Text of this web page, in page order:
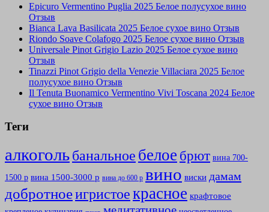
Epicuro Vermentino Puglia 2025 Белое полусухое вино
Отзыв
Bianca Lava Basilicata 2025 Белое сухое вино Отзыв
Riondo Soave Colafogo 2025 Белое сухое вино Отзыв
Universale Pinot Grigio Lazio 2025 Белое сухое вино
Отзыв
Tinazzi Pinot Grigio della Venezie Villaciara 2025 Белое
полусухое вино Отзыв
Il Tenuta Buonamico Vermentino Vivi Toscana 2024 Белое
сухое вино Отзыв
Теги
алкогольбанальное белое брют вина 700-
1500 р вина 1500-3000 р вина до 600 р вино виски дамам
добротноеигристоекрасное крафтовое